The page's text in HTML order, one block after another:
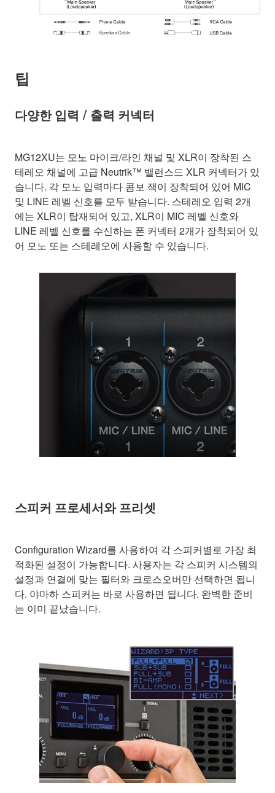
팁
다양한 입력 / 출력 커넥터
MG12XU는 모노 마이크/라인 채널 및 XLR이 장착된 스
테레오 채널에 고급 Neutrik™ 밸런스드 XLR 커넥터가 있
습니다. 각 모노 입력마다 콤보 잭이 장착되어 있어 MIC
및 LINE 레벨 신호를 모두 받습니다. 스테레오 입력 2개
에는 XLR이 탑재되어 있고, XLR이 MIC 레벨 신호와
LINE 레벨 신호를 수신하는 폰 커넥터 2개가 장착되어 있
어 모노 또는 스테레오에 사용할 수 있습니다.
스피커 프로세서와 프리셋
Configuration Wizard를 사용하여 각 스피커별로 가장 최
적화된 설정이 가능합니다. 사용자는 각 스피커 시스템의
설정과 연결에 맞는 필터와 크로스오버만 선택하면 됩니
다. 야마하 스피커는 바로 사용하면 됩니다. 완벽한 준비
는 이미 끝났습니다.